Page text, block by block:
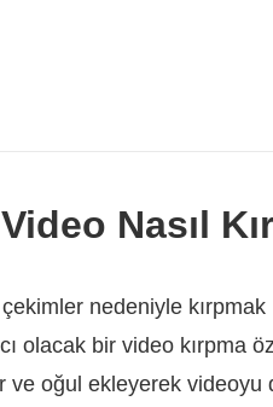
Nasıl
nedeniyle kırpmak
olacak bir video kırpma
ve oğul ekleyerek videoyu